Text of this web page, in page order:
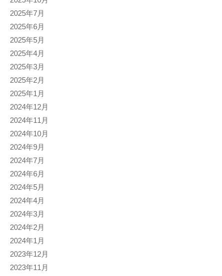
2025年7月
2025年6月
2025年5月
2025年4月
2025年3月
2025年2月
2025年1月
2024年12月
2024年11月
2024年10月
2024年9月
2024年7月
2024年6月
2024年5月
2024年4月
2024年3月
2024年2月
2024年1月
2023年12月
2023年11月